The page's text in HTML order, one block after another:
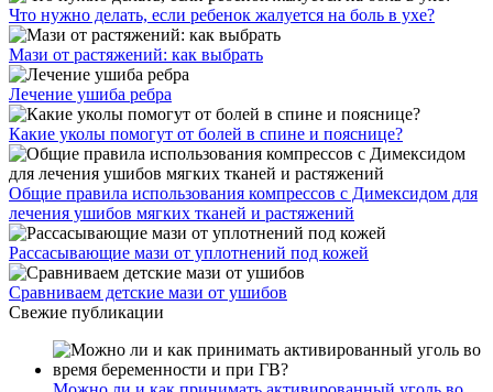
Что нужно делать, если ребенок жалуется на боль в ухе?
Мази от растяжений: как выбрать
Лечение ушиба ребра
Какие уколы помогут от болей в спине и пояснице?
Общие правила использования компрессов с Димексидом для
лечения ушибов мягких тканей и растяжений
Рассасывающие мази от уплотнений под кожей
Сравниваем детские мази от ушибов
Свежие публикации